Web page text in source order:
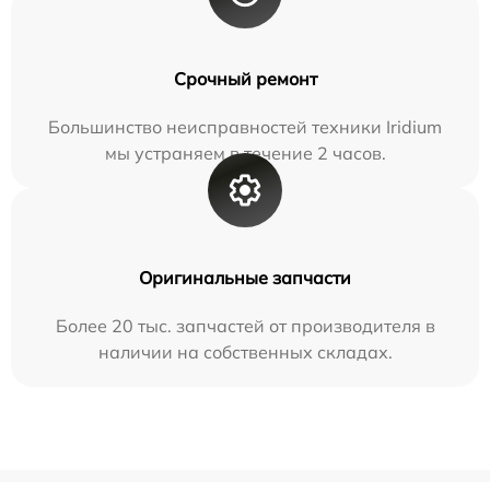
Срочный ремонт
Большинство неисправностей техники Iridium
мы устраняем в течение 2 часов.
Оригинальные запчасти
Более 20 тыс. запчастей от производителя в
наличии на собственных складах.